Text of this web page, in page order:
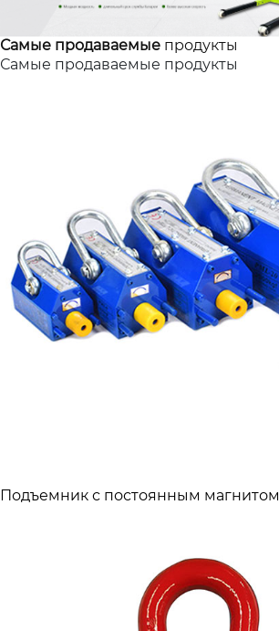
Самые продаваемые продукты
Самые продаваемые продукты
Подъемник с постоянным магнитом